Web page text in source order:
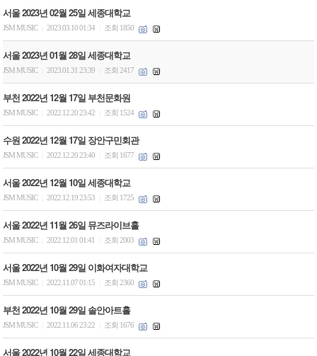
서울 2023년 02월 25일 세종대학교
JSM MUSIC 2023.03.10 01:34 조회 1850
서울 2023년 01월 28일 세종대학교
JSM MUSIC 2023.01.31 23:39 조회 2417
부천 2022년 12월 17일 부천문화원
JSM MUSIC 2022.12.20 23:42 조회 1524
수원 2022년 12월 17일 장안구민회관
JSM MUSIC 2022.12.20 23:40 조회 1677
서울 2022년 12월 10일 세종대학교
JSM MUSIC 2022.12.19 23:53 조회 1725
서울 2022년 11월 26일 뮤즈라이브홀
JSM MUSIC 2022.12.01 01:41 조회 2003
서울 2022년 10월 29일 이화여자대학교
JSM MUSIC 2022.11.07 01:15 조회 2360
부천 2022년 10월 29일 솔안아트홀
JSM MUSIC 2022.11.06 23:22 조회 1676
서울 2022년 10월 22일 세종대학교